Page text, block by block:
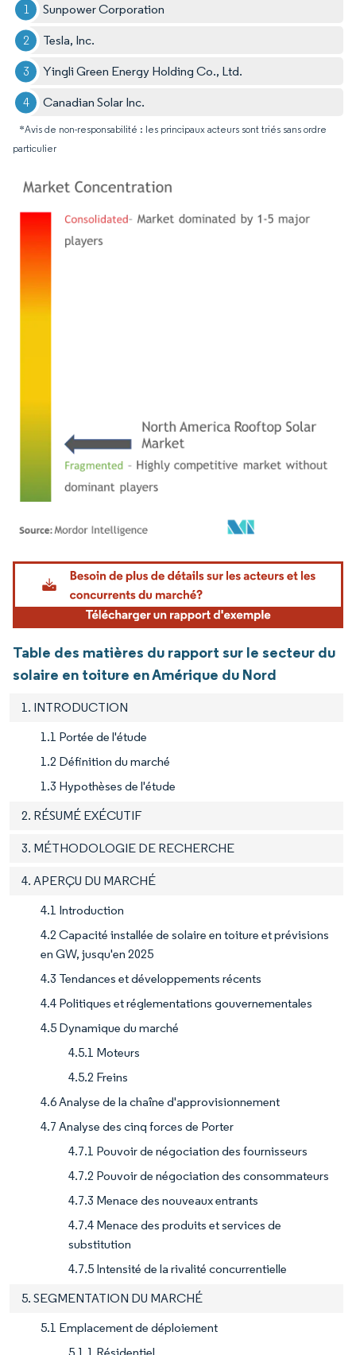
Sunpower Corporation
Tesla, Inc.
Yingli Green Energy Holding Co., Ltd.
Canadian Solar Inc.
*Avis de non-responsabilité : les principaux acteurs sont triés sans ordre
particulier
Image © Mordor Intelligence. La réutilisation nécessite une attribution sous CC BY
Table des matières du rapport sur le secteur du
solaire en toiture en Amérique du Nord
1. INTRODUCTION
1.1 Portée de l'étude
1.2 Définition du marché
1.3 Hypothèses de l'étude
2. RÉSUMÉ EXÉCUTIF
3. MÉTHODOLOGIE DE RECHERCHE
4. APERÇU DU MARCHÉ
4.1 Introduction
4.2 Capacité installée de solaire en toiture et prévisions
en GW, jusqu'en 2025
4.3 Tendances et développements récents
4.4 Politiques et réglementations gouvernementales
4.5 Dynamique du marché
4.5.1 Moteurs
4.5.2 Freins
4.6 Analyse de la chaîne d'approvisionnement
4.7 Analyse des cinq forces de Porter
4.7.1 Pouvoir de négociation des fournisseurs
4.7.2 Pouvoir de négociation des consommateurs
4.7.3 Menace des nouveaux entrants
4.7.4 Menace des produits et services de
substitution
4.7.5 Intensité de la rivalité concurrentielle
5. SEGMENTATION DU MARCHÉ
5.1 Emplacement de déploiement